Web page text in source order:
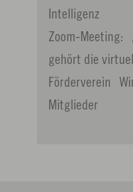
Intelligenz
Zoom-
gehört die
Förderverein
Mitglieder